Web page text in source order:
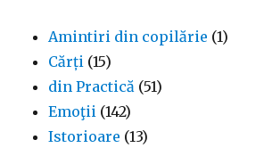
Amintiri din copilărie (1)
Cărți (15)
din Practică (51)
Emoţii (142)
Istorioare (13)